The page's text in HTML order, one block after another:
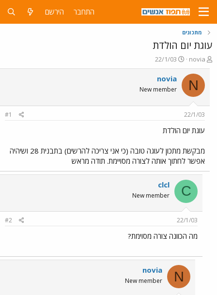
התחבר הירשם
מתכונים
עוגת יום הולדת
פ
ו
ת
ח
ה
ש
א
novia
פ
ו
ר
ם
ר
22/1/03
N
novia
New member
22/1/03
#1
עוגת יום הולדת
מבקשת מתכון לעוגה טובה (כי אני צריכה להרשים) בתבנית 28 ושיהיה
אפשר לחתוך אותה לצורה מסויימת. תודה מראש
C
clcl
New member
22/1/03
#2
מה הכוונה צורה מסוימת?
N
novia
New member